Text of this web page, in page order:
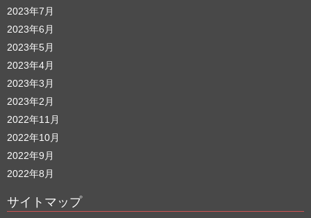
2023年7月
2023年6月
2023年5月
2023年4月
2023年3月
2023年2月
2022年11月
2022年10月
2022年9月
2022年8月
サイトマップ